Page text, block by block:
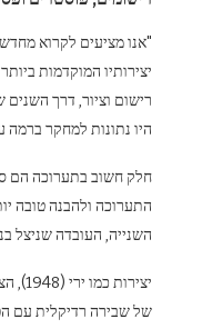
"אנו מציעים לקרוא
היו נתונות למחקר ברמה
חלק חשוב בתערוכה הם
התערוכה ולהבנה טובה
השנייה, העובדה שניצל
של שבירה רדיקלית עם